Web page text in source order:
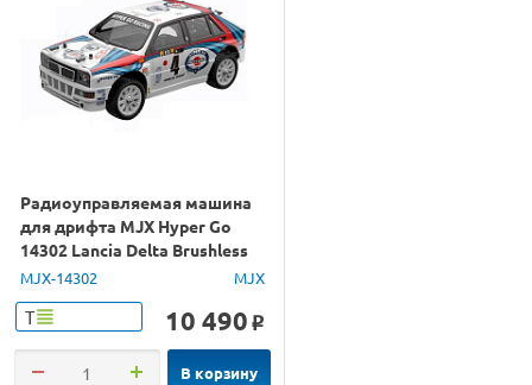
Радиоуправляемая машина
для дрифта MJX Hyper Go
14302 Lancia Delta Brushless
4WD 2.4G LED 1/14 RTR
MJX-14302 MJX
Т 10 490 o
В корзину